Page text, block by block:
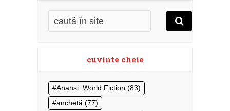
cuvinte cheie
Anansi. World Fiction (83)
anchetă (77)